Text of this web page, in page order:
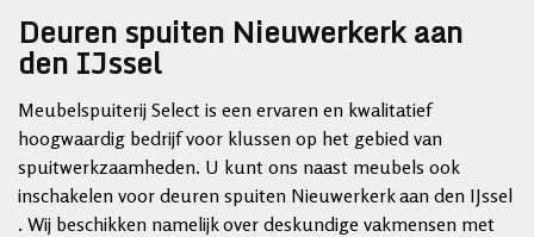
Deuren spuiten Nieuwerkerk aan
den IJssel
Meubelspuiterij Select is een ervaren en kwalitatief
hoogwaardig bedrijf voor klussen op het gebied van
spuitwerkzaamheden. U kunt ons naast meubels ook
inschakelen voor deuren spuiten Nieuwerkerk aan den IJssel
. Wij beschikken namelijk over deskundige vakmensen met